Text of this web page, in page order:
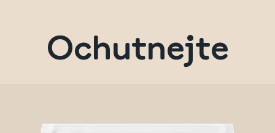
Ochutnejte